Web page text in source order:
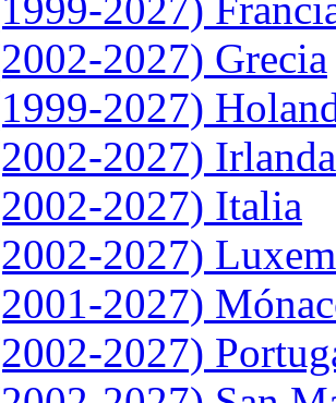
2027)
2027) Grecia
2027)
2027) Irlanda
2027) Italia
2027)
2027)
2027)